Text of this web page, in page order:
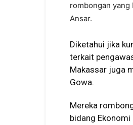
rombongan yang
Ansar.
Diketahui jika
terkait
Makassar juga
Gowa.
Mereka
bidang Ekonomi